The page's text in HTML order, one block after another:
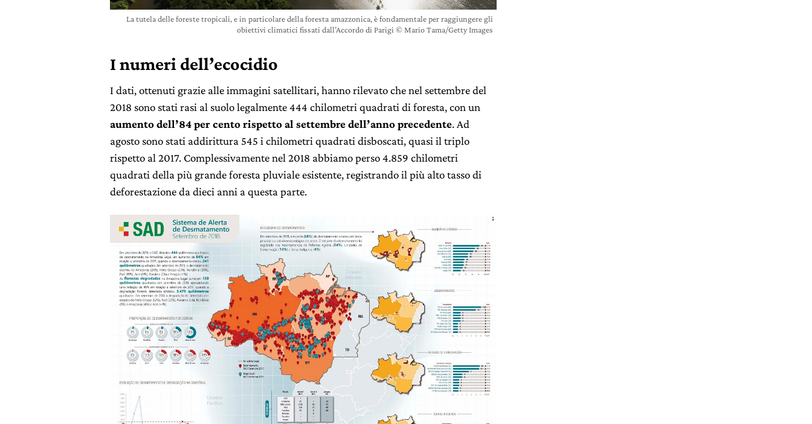
La tutela delle foreste tropicali, e in particolare della foresta amazzonica, è fondamentale per raggiungere gli
obiettivi climatici fissati dall’Accordo di Parigi © Mario Tama/Getty Images
I numeri dell’ecocidio
I dati, ottenuti grazie alle immagini satellitari, hanno rilevato che nel settembre del
2018 sono stati rasi al suolo legalmente 444 chilometri quadrati di foresta, con un
aumento dell’84 per cento rispetto al settembre dell’anno precedente. Ad
agosto sono stati addirittura 545 i chilometri quadrati disboscati, quasi il triplo
rispetto al 2017. Complessivamente nel 2018 abbiamo perso 4.859 chilometri
quadrati della più grande foresta pluviale esistente, registrando il più alto tasso di
deforestazione da dieci anni a questa parte.